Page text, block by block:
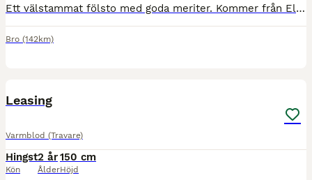
Ett välstammat fölsto med goda meriter. Kommer från Elitloppsvinnaren Meadow Roads möderne. Fantastiskt snäll i all hantering. Säljes p.g.a. för många hästar. Rekord 12,1 och ca 500 000 kr intjänat. F
Bro (142km)
Leasing
Varmblod (Travare)
Hingst
Kön
2 år
Ålder
150 cm
Höjd